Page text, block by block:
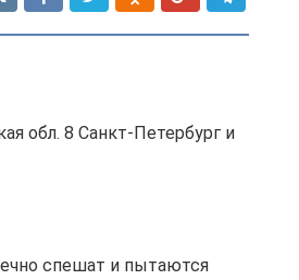
обл. 8 Санкт-Петербург и
спешат и пытаются